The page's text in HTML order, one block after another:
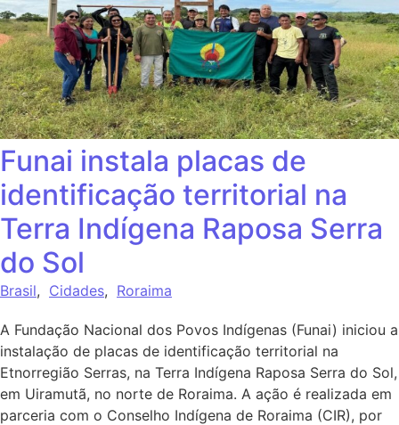
Funai instala placas de
identificação territorial na
Terra Indígena Raposa Serra
do Sol
Brasil, Cidades, Roraima
A Fundação Nacional dos Povos Indígenas (Funai) iniciou a
instalação de placas de identificação territorial na
Etnorregião Serras, na Terra Indígena Raposa Serra do Sol,
em Uiramutã, no norte de Roraima. A ação é realizada em
parceria com o Conselho Indígena de Roraima (CIR), por